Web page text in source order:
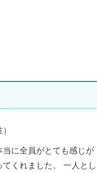
に全員がとても感じが
くれました。 一人とし